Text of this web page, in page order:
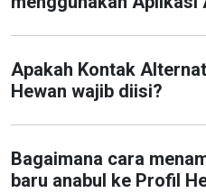
Apakah Kontak
Hewan wajib diisi?
Bagaimana cara
baru anabul ke Profil